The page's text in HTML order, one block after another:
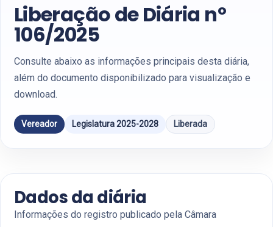
Liberação de Diária nº
106/2025
Consulte abaixo as informações principais desta diária,
além do documento disponibilizado para visualização e
download.
Vereador Legislatura 2025-2028 Liberada
Dados da diária
Informações do registro publicado pela Câmara